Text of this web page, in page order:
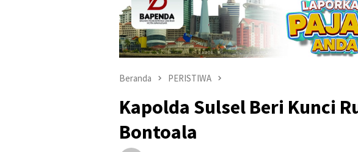
Beranda PERISTIWA
Kapolda Sulsel Beri Kunci
Bontoala